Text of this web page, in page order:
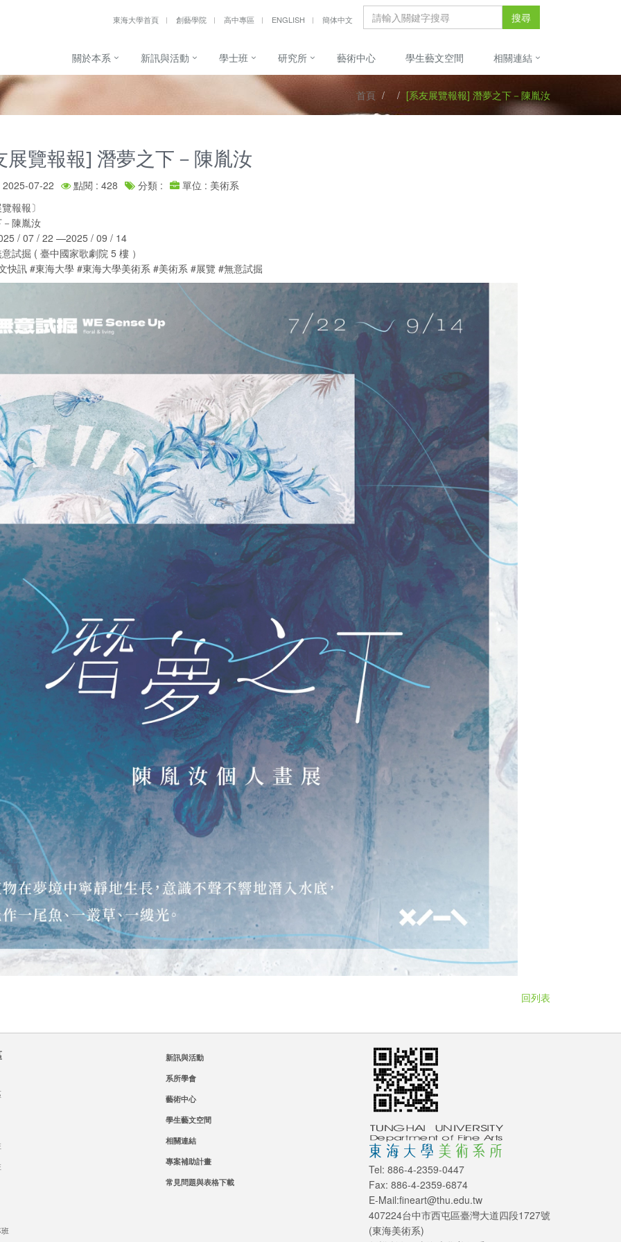
東海大學首頁 創藝學院 高中專區 ENGLISH 簡体中文 搜尋
關於本系 新訊與活動 學士班 研究所 藝術中心 學生藝文空間 相關連結
首頁 [系友展覽報報] 潛夢之下－陳胤汝
展覽報報] 潛夢之下－陳胤汝
07-22 點閱 : 428 分類 :
單位 : 美術系
報報〕
陳胤汝
/ 07 / 22 —2025 / 09 / 14
試掘 ( 臺中國家歌劇院 5 樓 ）
快訊 #東海大學 #東海大學美術系 #美術系 #展覽 #無意試掘
回列表
新訊與活動
系所學會
藝術中心
學生藝文空間
相關連結
專案補助計畫
常見問題與表格下載
Tel: 886-4-2359-0447
Fax: 886-4-2359-6874
E-Mail:fineart@thu.edu.tw
407224台中市西屯區臺灣大道四段1727號
(東海美術系)